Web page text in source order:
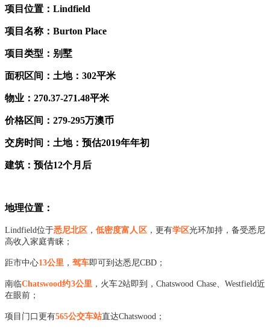
项目位置：Lindfield
项目名称：Burton Place
项目类型：别墅
面积区间：土地：302平米
物业：270.37-271.48平米
价格区间：279-295万澳币
交房时间：土地：预估2019年年初
建筑：预估12个月后
地理位置：
Lindfield位于悉尼北区 ，低密度富人区 ，更有学区光环加持，备受悉尼
高收入家庭青睐；
距市中心13公里 ， 驾车即可到达悉尼CBD；
南临Chatswood约3公里 ，火车2站即到，Chatswood Chase、Westfield近
在眼前；
项目门口更有565公交车站直达Chatswood；